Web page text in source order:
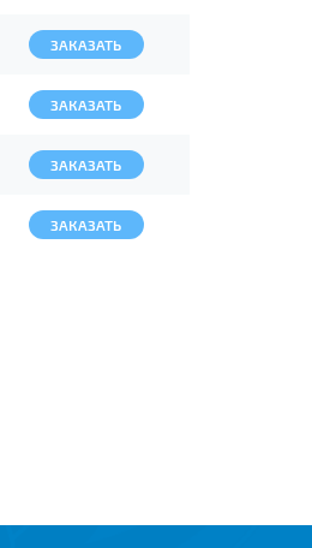
ЗАКАЗАТЬ
ЗАКАЗАТЬ
ЗАКАЗАТЬ
ЗАКАЗАТЬ